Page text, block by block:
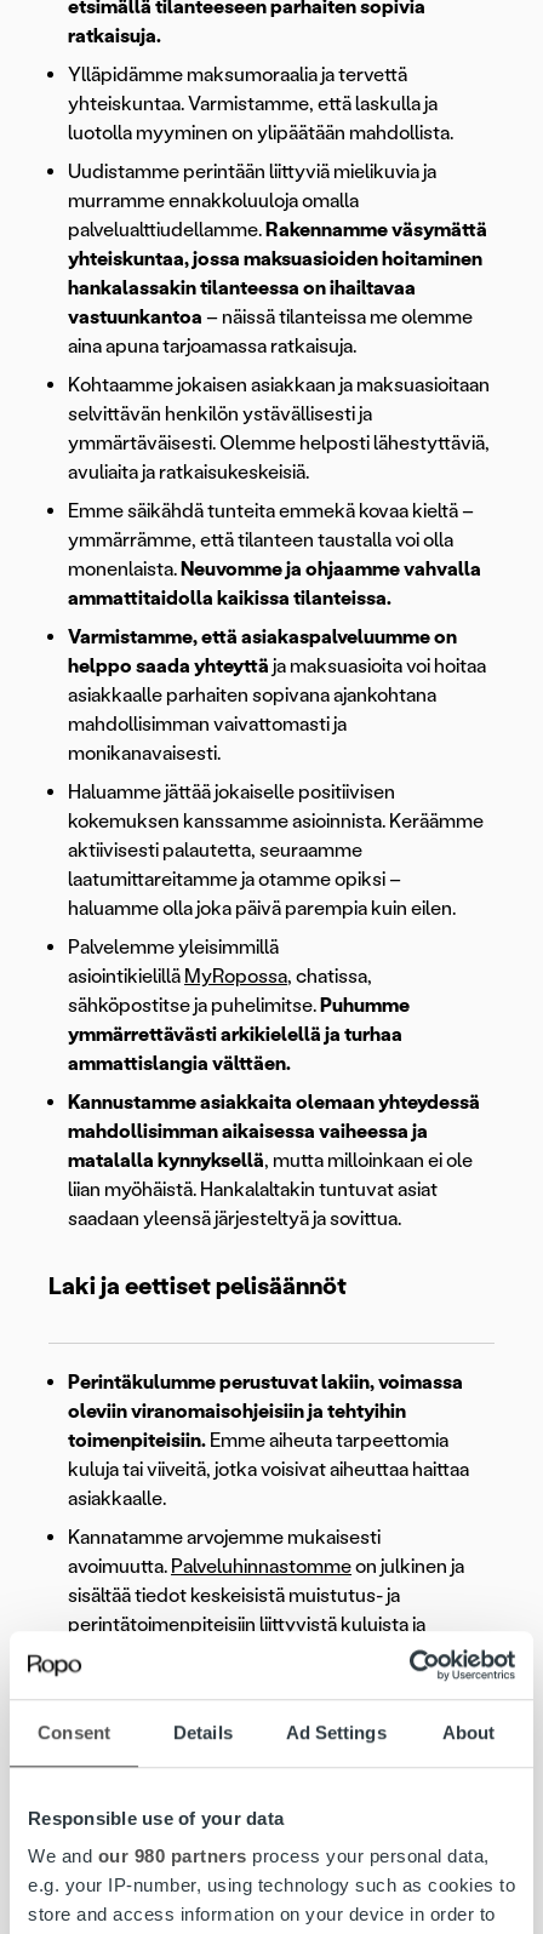
Consent Details Ad Settings About
Responsible use of your data
We and our 980 partners process your personal data,
e.g. your IP-number, using technology such as cookies to
store and access information on your device in order to
etsimällä tilanteeseen parhaiten sopivia
ratkaisuja.
Ylläpidämme maksumoraalia ja tervettä
yhteiskuntaa. Varmistamme, että laskulla ja
luotolla myyminen on ylipäätään mahdollista.
Uudistamme perintään liittyviä mielikuvia ja
murramme ennakkoluuloja omalla
palvelualttiudellamme. Rakennamme väsymättä
yhteiskuntaa, jossa maksuasioiden hoitaminen
hankalassakin tilanteessa on ihailtavaa
vastuunkantoa – näissä tilanteissa me olemme
aina apuna tarjoamassa ratkaisuja.
Kohtaamme jokaisen asiakkaan ja maksuasioitaan
selvittävän henkilön ystävällisesti ja
ymmärtäväisesti. Olemme helposti lähestyttäviä,
avuliaita ja ratkaisukeskeisiä.
Emme säikähdä tunteita emmekä kovaa kieltä –
ymmärrämme, että tilanteen taustalla voi olla
monenlaista. Neuvomme ja ohjaamme vahvalla
ammattitaidolla kaikissa tilanteissa.
Varmistamme, että asiakaspalveluumme on
helppo saada yhteyttä ja maksuasioita voi hoitaa
asiakkaalle parhaiten sopivana ajankohtana
mahdollisimman vaivattomasti ja
monikanavaisesti.
Haluamme jättää jokaiselle positiivisen
kokemuksen kanssamme asioinnista. Keräämme
aktiivisesti palautetta, seuraamme
laatumittareitamme ja otamme opiksi –
haluamme olla joka päivä parempia kuin eilen.
Palvelemme yleisimmillä
asiointikielillä MyRopossa, chatissa,
sähköpostitse ja puhelimitse. Puhumme
ymmärrettävästi arkikielellä ja turhaa
ammattislangia välttäen.
Kannustamme asiakkaita olemaan yhteydessä
mahdollisimman aikaisessa vaiheessa ja
matalalla kynnyksellä, mutta milloinkaan ei ole
liian myöhäistä. Hankalaltakin tuntuvat asiat
saadaan yleensä järjesteltyä ja sovittua.
Laki ja eettiset pelisäännöt
Perintäkulumme perustuvat lakiin, voimassa
oleviin viranomaisohjeisiin ja tehtyihin
toimenpiteisiin. Emme aiheuta tarpeettomia
kuluja tai viiveitä, jotka voisivat aiheuttaa haittaa
asiakkaalle.
Kannatamme arvojemme mukaisesti
avoimuutta. Palveluhinnastommeon julkinen ja
sisältää tiedot keskeisistä muistutus- ja
perintätoimenpiteisiin liittyvistä kuluista ja
palvelumaksuista.
pikavippiyhtiöiltä tai muilta yrityksiltä, joiden
toiminta merkittävästi lisää ylivelkaantumisen ja
Emme peri vanhentuneita, riitautettuja tai
perusteettomaksi tietämiämme saatavia.
Edellytämme, että asiakasta on muistutettu
maksamisesta ennen erääntyneen laskun